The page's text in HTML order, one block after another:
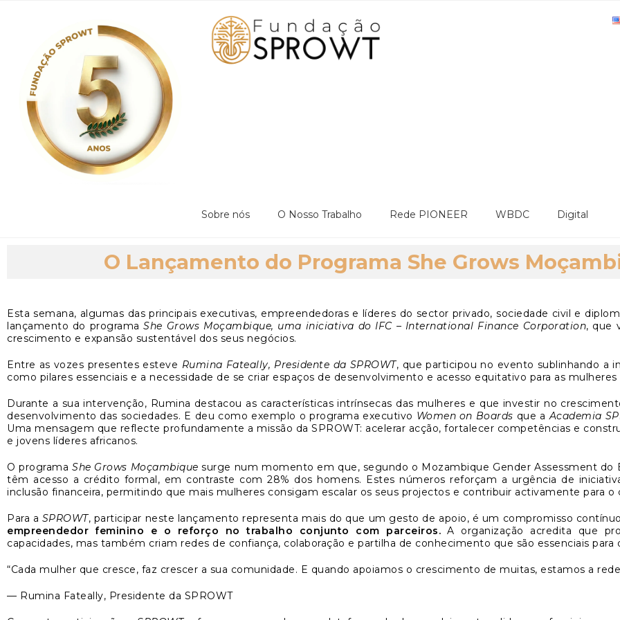
Sobre nós O Nosso Trabalho Rede PIONEER WBDC Digital
O Lançamento do Programa She Grows
Esta semana, algumas das principais executivas, empreendedoras e líderes do sector privado, sociedade civil e
lançamento do programaShe Grows Moçambique, uma iniciativa do IFC – International Finance Corporation, que
crescimento e expansão sustentável dos seus negócios.
Entre as vozes presentes esteve Rumina Fateally, Presidente da SPROWT, que participou no evento sublinhando a
como pilares essenciais e a necessidade de se criar espaços de desenvolvimento e acesso equitativo para as mulheres
Durante a sua intervenção, Rumina destacou as características intrínsecas das mulheres e que investir no
desenvolvimento das sociedades. E deu como exemplo o programa executivo Women on Boards que aAcademia
Uma mensagem que reflecte profundamente a missão da SPROWT: acelerar acção, fortalecer competências e
e jovens líderes africanos.
O programaShe Grows Moçambique surge num momento em que, segundo o Mozambique Gender Assessment do
têm acesso a crédito formal, em contraste com 28% dos homens. Estes números reforçam a urgência de
inclusão financeira, permitindo que mais mulheres consigam escalar os seus projectos e contribuir activamente para
Para a SPROWT, participar neste lançamento representa mais do que um gesto de apoio, é um compromisso
empreendedor feminino e o reforço no trabalho conjunto com parceiros.A organização acredita que
capacidades, mas também criam redes de confiança, colaboração e partilha de conhecimento que são essenciais para
“Cada mulher que cresce, faz crescer a sua comunidade. E quando apoiamos o crescimento de muitas, estamos a
— Rumina Fateally, Presidente da SPROWT